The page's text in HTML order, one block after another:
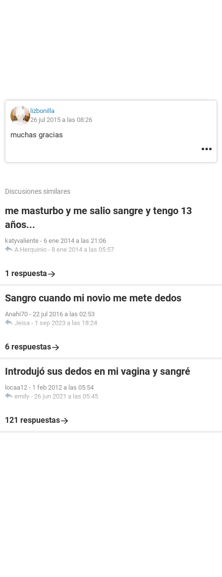
lizbonilla
26 jul 2015 a las 08:26
muchas gracias
Discusiones similares
me masturbo y me salio sangre y tengo 13
años...
katyvaliente - 6 ene 2014 a las 21:06
A.Herquinio - 8 ene 2014 a las 05:57
1 respuesta
Sangro cuando mi novio me mete dedos
Anahi70 - 22 jul 2016 a las 02:53
Jeisa - 1 sep 2023 a las 18:24
6 respuestas
Introdujó sus dedos en mi vagina y sangré
locaa12 - 1 feb 2012 a las 05:54
emily - 26 jun 2021 a las 05:45
121 respuestas